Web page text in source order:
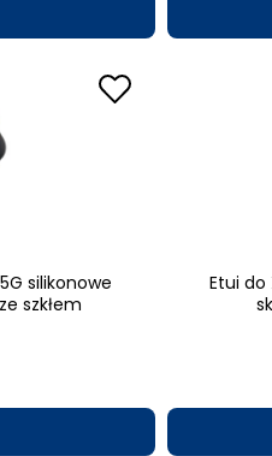
silikonowe
szkłem
Etui do